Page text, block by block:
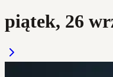
piątek, 26